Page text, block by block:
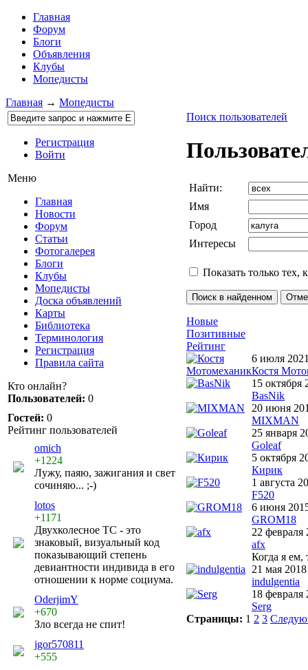
Главная
Форум
Блоги
Объявления
Клубы
Мопедисты
Главная → Мопедисты
Регистрация
Войти
Меню
Главная
Новости
Форум
Статьи
Фотогалерея
Блоги
Клубы
Мопедисты
Доска объявлений
Карты
Библиотека
Терминология
Регистрация
Правила сайта
Кто онлайн?
Пользователей: 0
Гостей: 0
Рейтинг пользователей
omich
+1224
Лужу, паяю, зажигания и свет
сочиняю... ;-)
lotos
+1171
Двухколесное ТС - это
знаковый, визуальный код
показывающий степень
девиантности индивида в его
отношении к норме социума.
OderjimY
+670
Зло всегда не спит!
jgor570811
+555
Поиск пользователей
Найти:
Имя
Город
Интересы
Показать только тех,
Новые
Позитивные
Рейтинг
6 июля
Костя
15 октября
BasNik
20 июня
MIXMAN
25 января
Goleaf
5 октября
Кирик
1 августа
F520
6 июня
GROM18
22 февраля
afx
Когда я ем,
21 мая 2018
indulgentia
18 февраля
Serg
Страницы: 1 2 3